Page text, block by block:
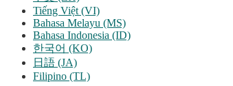
Tiếng Việt (VI)
Bahasa Melayu (MS)
Bahasa Indonesia (ID)
한국어 (KO)
日語 (JA)
Filipino (TL)